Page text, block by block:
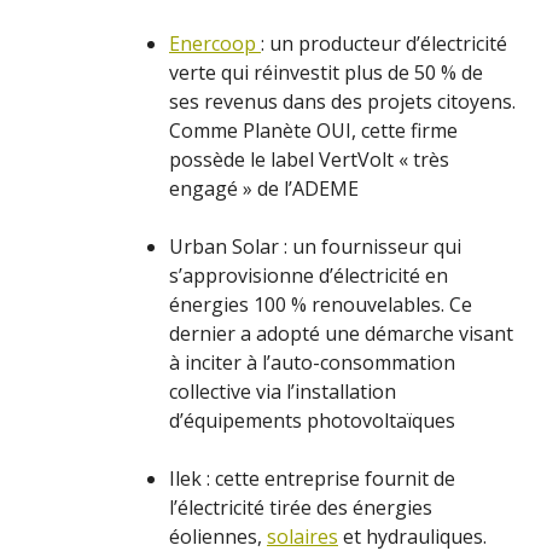
Enercoop : un producteur d’électricité
verte qui réinvestit plus de 50 % de
ses revenus dans des projets citoyens.
Comme Planète OUI, cette firme
possède le label VertVolt « très
engagé » de l’ADEME
Urban Solar : un fournisseur qui
s’approvisionne d’électricité en
énergies 100 % renouvelables. Ce
dernier a adopté une démarche visant
à inciter à l’auto-consommation
collective via l’installation
d’équipements photovoltaïques
Ilek : cette entreprise fournit de
l’électricité tirée des énergies
éoliennes, solaires et hydrauliques.